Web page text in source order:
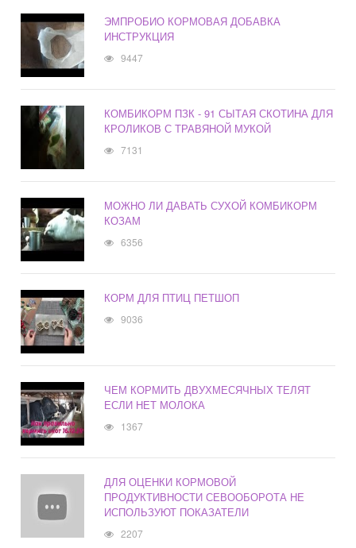
ЭМПРОБИО КОРМОВАЯ ДОБАВКА
ИНСТРУКЦИЯ
9447
КОМБИКОРМ ПЗК - 91 СЫТАЯ СКОТИНА ДЛЯ
КРОЛИКОВ С ТРАВЯНОЙ МУКОЙ
7131
МОЖНО ЛИ ДАВАТЬ СУХОЙ КОМБИКОРМ
КОЗАМ
6356
КОРМ ДЛЯ ПТИЦ ПЕТШОП
9036
ЧЕМ КОРМИТЬ ДВУХМЕСЯЧНЫХ ТЕЛЯТ
ЕСЛИ НЕТ МОЛОКА
1367
ДЛЯ ОЦЕНКИ КОРМОВОЙ
ПРОДУКТИВНОСТИ СЕВООБОРОТА НЕ
ИСПОЛЬЗУЮТ ПОКАЗАТЕЛИ
2207